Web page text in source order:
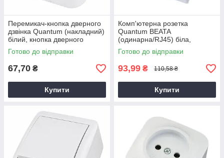
Перемикач-кнопка дверного
дзвінка Quantum (накладний)
білий, кнопка дверного
дзвінка накладна
Готово до відправки
67,70 ₴
Купити
Комп'ютерна розетка
Quantum BEATA
(одинарна/RJ45) біла,
розетка накладна,
універсальна накладна
Готово до відправки
93,99 ₴ 110,58 ₴
Купити